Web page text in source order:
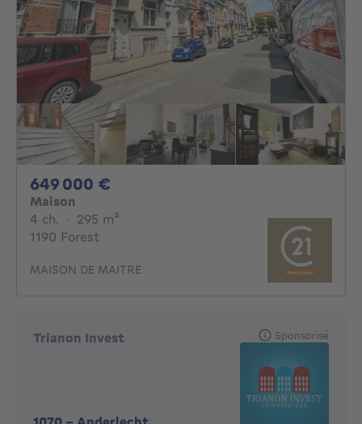
649 000 €
Maison
4 ch. 4 chambres
· 295 m²
1190 Forest
MAISON DE MAITRE
Trianon Invest Sponsorisé